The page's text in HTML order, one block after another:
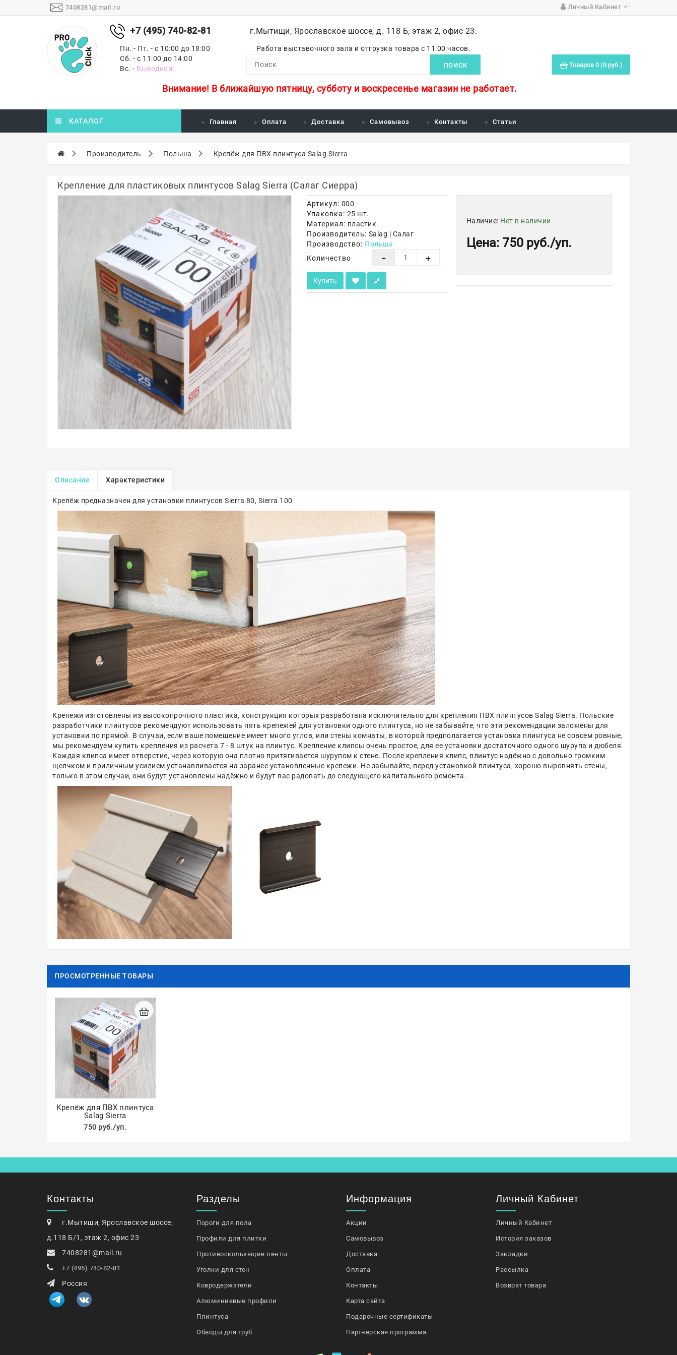
7408281@mail.ru Личный Кабинет
+7 (495) 740-82-81
Пн. - Пт. - с 10:00 до 18:00
Сб. - с 11:00 до 14:00
Вс. - Выходной
г.Мытищи, Ярославское шоссе, д. 118 Б, этаж 2, офис 23.
Работа выставочного зала и отгрузка товара с 11:00 часов.
ПОИСК Товаров 0 (0 руб.)
Внимание! В ближайшую пятницу, субботу и воскресенье магазин не работает.
КАТАЛОГ Главная Оплата Доставка Самовывоз Контакты Статьи
Производитель Польша Крепёж для ПВХ плинтуса Salag Sierra
Крепление для пластиковых плинтусов Salag Sierra (Салаг Сиерра)
Артикул: 000
Упаковка: 25 шт.
Материал: пластик
Производитель: Salag | Салаг
Производство: Польша
Количество
Купить
Наличие: Нет в наличии
Цена: 750 руб./уп.
Описание Характеристики
Крепёж предназначен для установки плинтусов Sierra 80, Sierra 100
Крепежи изготовлены из высокопрочного пластика, конструкция которых разработана исключительно для крепления ПВХ плинтусов Salag Sierra. Польские
разработчики плинтусов рекомендуют использовать пять крепежей для установки одного плинтуса, но не забывайте, что эти рекомендации заложены для
установки по прямой. В случаи, если ваше помещение имеет много углов, или стены комнаты, в которой предполагается установка плинтуса не совсем ровные,
мы рекомендуем купить крепления из расчета 7 - 8 штук на плинтус. Крепление клипсы очень простое, для ее установки достаточного одного шурупа и дюбеля.
Каждая клипса имеет отверстие, через которую она плотно притягивается шурупом к стене. После крепления клипс, плинтус надёжно с довольно громким
щелчком и приличным усилием устанавливается на заранее установленные крепежи. Не забывайте, перед установкой плинтуса, хорошо выровнять стены,
только в этом случаи, они будут установлены надёжно и будут вас радовать до следующего капитального ремонта.
ПРОСМОТРЕННЫЕ ТОВАРЫ
Крепёж для ПВХ плинтуса
Salag Sierra
750 руб./уп.
Контакты
г.Мытищи, Ярославское шоссе,
д.118 Б/1, этаж 2, офис 23
7408281@mail.ru
+7 (495) 740-82-81
Россия
Разделы
Пороги для пола
Профили для плитки
Противоскользящие ленты
Уголки для стен
Ковродержатели
Алюминиевые профили
Плинтуса
Обводы для труб
Информация
Акции
Самовывоз
Доставка
Оплата
Контакты
Карта сайта
Подарочные сертификаты
Партнерская программа
Личный Кабинет
Личный Кабинет
История заказов
Закладки
Рассылка
Возврат товара